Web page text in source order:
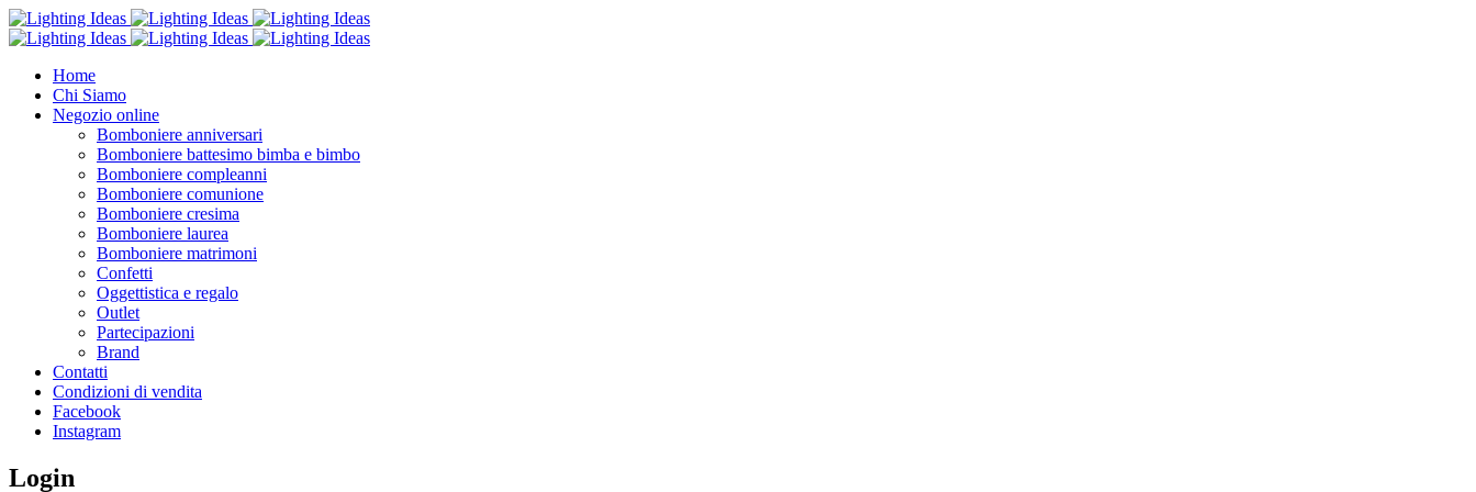
Home
Chi Siamo
Negozio online
Bomboniere anniversari
Bomboniere battesimo bimba e bimbo
Bomboniere compleanni
Bomboniere comunione
Bomboniere cresima
Bomboniere laurea
Bomboniere matrimoni
Confetti
Oggettistica e regalo
Outlet
Partecipazioni
Brand
Contatti
Condizioni di vendita
Facebook
Instagram
Login